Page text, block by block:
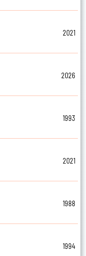
2021
2026
1993
2021
1988
1994